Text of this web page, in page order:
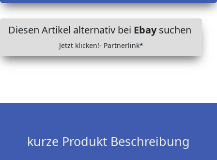
Diesen Artikel alternativ bei Ebaysuchen
Jetzt klicken!- Partnerlink*
kurze Produkt Beschreibung